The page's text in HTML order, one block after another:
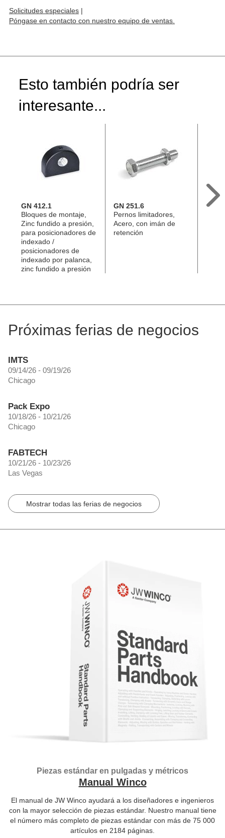
Solicitudes especiales |
Póngase en contacto con nuestro equipo de ventas.
Esto también podría ser
interesante...
GN 412.1
Bloques de montaje,
Zinc fundido a presión,
para posicionadores de
indexado /
posicionadores de
indexado por palanca,
zinc fundido a presión
GN 251.6
Pernos limitadores,
Acero, con imán de
retención
GN
Próximas ferias de negocios
IMTS
09/14/26 - 09/19/26
Chicago
Pack Expo
10/18/26 - 10/21/26
Chicago
FABTECH
10/21/26 - 10/23/26
Las Vegas
Mostrar todas las ferias de negocios
Piezas estándar en pulgadas y métricos
Manual Winco
El manual de JW Winco ayudará a los diseñadores e ingenieros
con la mayor selección de piezas estándar. Nuestro manual tiene
el número más completo de piezas estándar con más de 75 000
artículos en 2184 páginas.